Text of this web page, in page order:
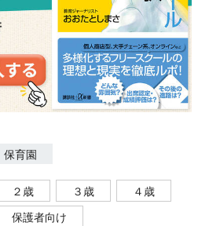
保育園
２歳 ３歳
４歳
保護者向け